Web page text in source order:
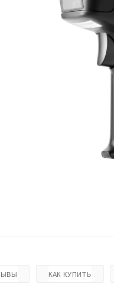
КАК КУПИТЬ